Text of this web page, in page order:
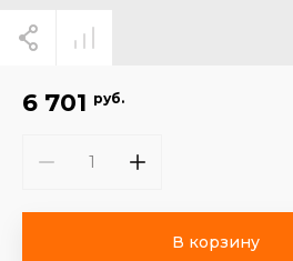
6 701 руб.
В корзину